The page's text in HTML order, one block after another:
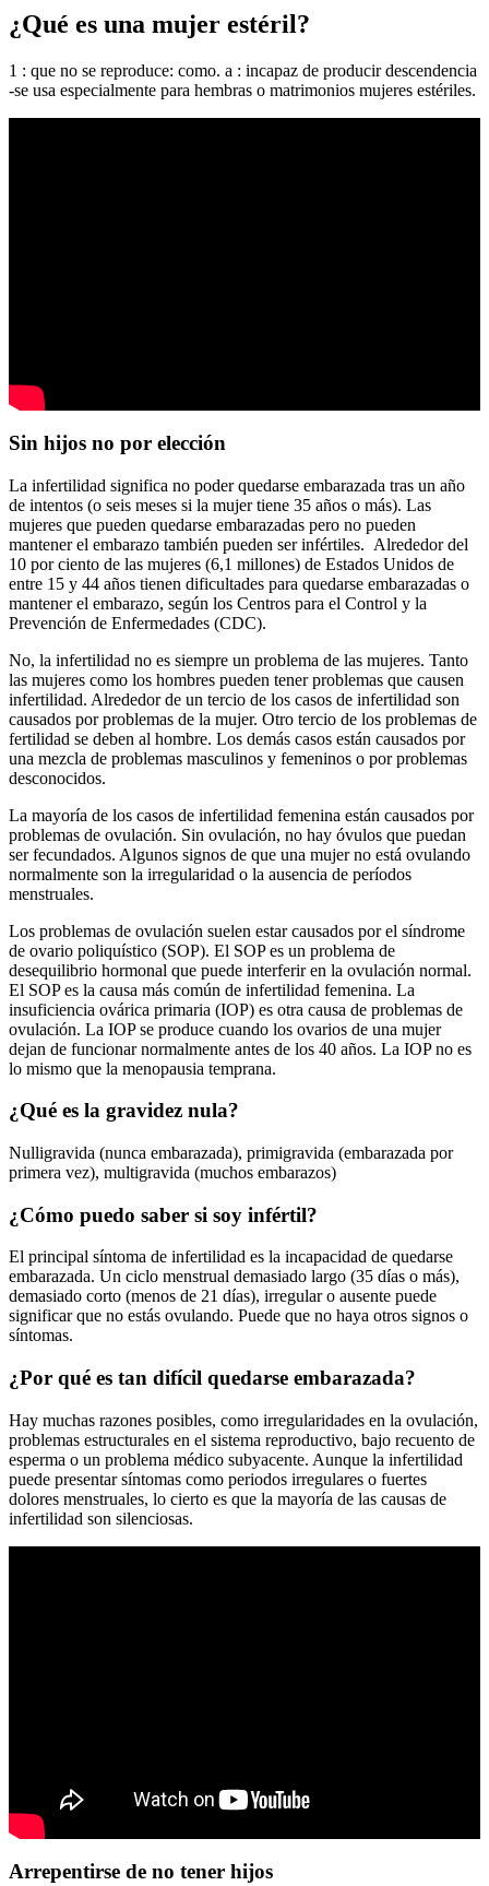
¿Qué es una mujer estéril?
1 : que no se reproduce: como. a : incapaz de producir descendencia
-se usa especialmente para hembras o matrimonios mujeres estériles.
Sin hijos no por elección
La infertilidad significa no poder quedarse embarazada tras un año
de intentos (o seis meses si la mujer tiene 35 años o más). Las
mujeres que pueden quedarse embarazadas pero no pueden
mantener el embarazo también pueden ser infértiles. Alrededor del
10 por ciento de las mujeres (6,1 millones) de Estados Unidos de
entre 15 y 44 años tienen dificultades para quedarse embarazadas o
mantener el embarazo, según los Centros para el Control y la
Prevención de Enfermedades (CDC).
No, la infertilidad no es siempre un problema de las mujeres. Tanto
las mujeres como los hombres pueden tener problemas que causen
infertilidad. Alrededor de un tercio de los casos de infertilidad son
causados por problemas de la mujer. Otro tercio de los problemas de
fertilidad se deben al hombre. Los demás casos están causados por
una mezcla de problemas masculinos y femeninos o por problemas
desconocidos.
La mayoría de los casos de infertilidad femenina están causados por
problemas de ovulación. Sin ovulación, no hay óvulos que puedan
ser fecundados. Algunos signos de que una mujer no está ovulando
normalmente son la irregularidad o la ausencia de períodos
menstruales.
Los problemas de ovulación suelen estar causados por el síndrome
de ovario poliquístico (SOP). El SOP es un problema de
desequilibrio hormonal que puede interferir en la ovulación normal.
El SOP es la causa más común de infertilidad femenina. La
insuficiencia ovárica primaria (IOP) es otra causa de problemas de
ovulación. La IOP se produce cuando los ovarios de una mujer
dejan de funcionar normalmente antes de los 40 años. La IOP no es
lo mismo que la menopausia temprana.
¿Qué es la gravidez nula?
Nulligravida (nunca embarazada), primigravida (embarazada por
primera vez), multigravida (muchos embarazos)
¿Cómo puedo saber si soy infértil?
El principal síntoma de infertilidad es la incapacidad de quedarse
embarazada. Un ciclo menstrual demasiado largo (35 días o más),
demasiado corto (menos de 21 días), irregular o ausente puede
significar que no estás ovulando. Puede que no haya otros signos o
síntomas.
¿Por qué es tan difícil quedarse embarazada?
Hay muchas razones posibles, como irregularidades en la ovulación,
problemas estructurales en el sistema reproductivo, bajo recuento de
esperma o un problema médico subyacente. Aunque la infertilidad
puede presentar síntomas como periodos irregulares o fuertes
dolores menstruales, lo cierto es que la mayoría de las causas de
infertilidad son silenciosas.
Arrepentirse de no tener hijos